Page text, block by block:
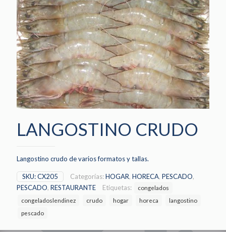
LANGOSTINO CRUDO
Langostino crudo de varios formatos y tallas.
SKU:CX205 Categorías:HOGAR, HORECA, PESCADO,
PESCADO, RESTAURANTE Etiquetas:
congelados
congeladoslendinez
crudo hogar horeca
langostino
pescado